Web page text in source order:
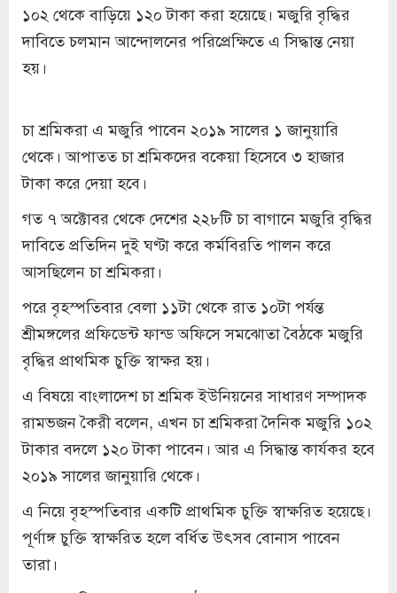
১০২ থেকে বাড়িয়ে ১২০ টাকা করা হয়েছে। মজুরি বৃদ্ধির
দাবিতে চলমান আন্দোলনের পরিপ্রেক্ষিতে এ সিদ্ধান্ত নেয়া
হয়।
চা শ্রমিকরা এ মজুরি পাবেন ২০১৯ সালের ১ জানুয়ারি
থেকে। আপাতত চা শ্রমিকদের বকেয়া হিসেবে ৩ হাজার
টাকা করে দেয়া হবে।
গত ৭ অক্টোবর থেকে দেশের ২২৮টি চা বাগানে মজুরি বৃদ্ধির
দাবিতে প্রতিদিন দুই ঘণ্টা করে কর্মবিরতি পালন করে
আসছিলেন চা শ্রমিকরা।
পরে বৃহস্পতিবার বেলা ১১টা থেকে রাত ১০টা পর্যন্ত
শ্রীমঙ্গলের প্রফিডেন্ট ফান্ড অফিসে সমঝোতা বৈঠকে মজুরি
বৃদ্ধির প্রাথমিক চুক্তি স্বাক্ষর হয়।
এ বিষয়ে বাংলাদেশ চা শ্রমিক ইউনিয়নের সাধারণ সম্পাদক
রামভজন কৈরী বলেন, এখন চা শ্রমিকরা দৈনিক মজুরি ১০২
টাকার বদলে ১২০ টাকা পাবেন। আর এ সিদ্ধান্ত কার্যকর হবে
২০১৯ সালের জানুয়ারি থেকে।
এ নিয়ে বৃহস্পতিবার একটি প্রাথমিক চুক্তি স্বাক্ষরিত হয়েছে।
পূর্ণাঙ্গ চুক্তি স্বাক্ষরিত হলে বর্ধিত উৎসব বোনাস পাবেন
তারা।